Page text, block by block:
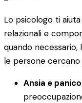
Lo psicologo ti
relazionali e
quando necessario,
le persone cercano
Ansia e panico